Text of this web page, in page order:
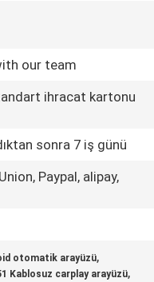
our team
ihracat kartonu
sonra 7 iş günü
Paypal, alipay,
otomatik arayüzü,
Kablosuz carplay arayüzü,